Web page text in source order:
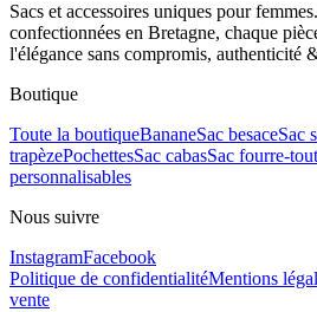
Sacs et accessoires uniques pour
confectionnées en Bretagne, chaque
l'élégance sans compromis, authenticité
Boutique
Toute la boutiqueBananeSac besaceSac
trapèzePochettesSac cabasSac fourre-tout
personnalisables
Nous suivre
InstagramFacebook
Politique de confidentialitéMentions
vente